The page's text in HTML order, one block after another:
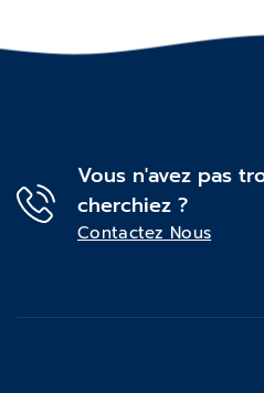
Vous n'avez pas
cherchiez ?
Contactez Nous